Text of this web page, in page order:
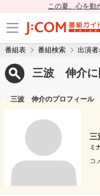
この夏、心を動
番組表 番組検索 出演
三波 伸介に
三波 伸介のプロフィール
ミ
コ